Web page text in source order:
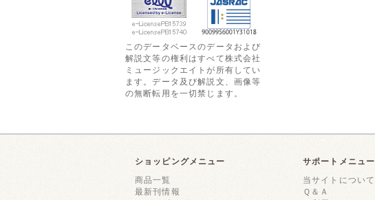
このデータベースのデータおよび
解説文等の権利はすべて株式会社
ミュージックエイトが所有してい
ます。データ及び解説文、画像等
の無断転用を一切禁じます。
ショッピングメニュー
商品一覧
最新刊情報
サポートメニュー
当サイトについて
Ｑ＆Ａ